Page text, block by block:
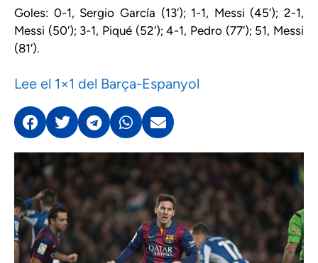
Goles: 0-1, Sergio García (13′); 1-1, Messi (45′); 2-1,
Messi (50′); 3-1, Piqué (52′); 4-1, Pedro (77′); 51, Messi
(81′).
Lee el 1×1 del Barça-Espanyol